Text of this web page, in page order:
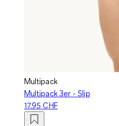
Multipack
Multipack 3er - Slip
17.95 CHF